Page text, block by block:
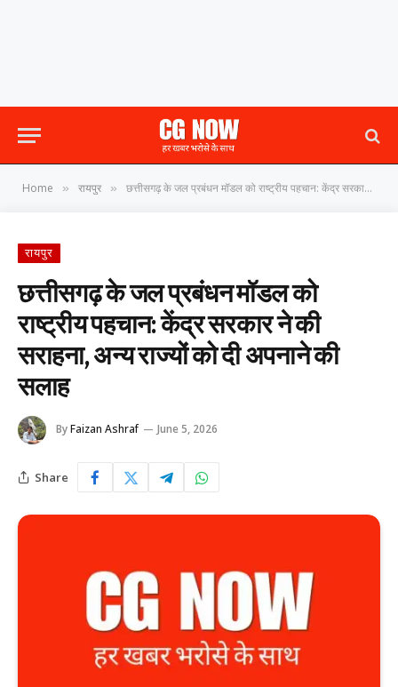
Home » रायपुर » छत्तीसगढ़ के जल प्रबंधन मॉडल को राष्ट्रीय पहचान: केंद्र सरकार ने की सराहना, अन्य राज्यों को दी अपनाने की सलाह
रायपुर
छत्तीसगढ़ के जल प्रबंधन मॉडल को
राष्ट्रीय पहचान: केंद्र सरकार ने की
सराहना, अन्य राज्यों को दी अपनाने की
सलाह
ByFaizan Ashraf June 5, 2026
Share